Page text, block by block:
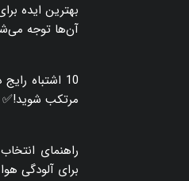
بهترین ایده
آن‌ها توجه
10 اشتباه
مرتکب شوید!✅
راهنمای
برای آلودگی هوا